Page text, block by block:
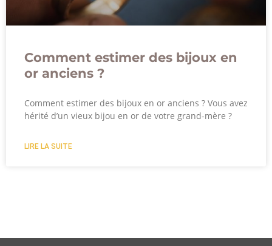
Comment estimer des bijoux en
or anciens ?
Comment estimer des bijoux en or anciens ? Vous avez
hérité d’un vieux bijou en or de votre grand-mère ?
LIRE LA SUITE